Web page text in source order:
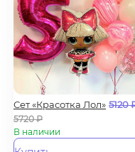
Сет «Красотка Лол» 5120
5720₽
В наличии